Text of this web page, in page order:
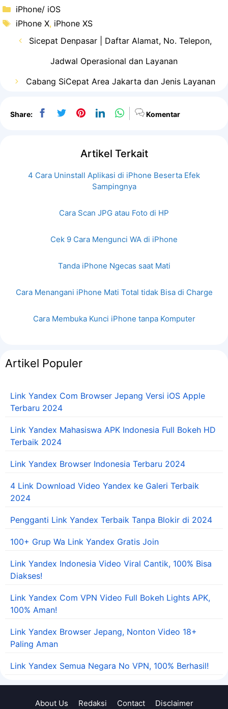
Kategori
iPhone/ iOS
Tag
iPhone X, iPhone XS
Sicepat Denpasar | Daftar Alamat, No. Telepon,
Jadwal Operasional dan Layanan
Cabang SiCepat Area Jakarta dan Jenis Layanan
Share: Komentar
Artikel Terkait
4 Cara Uninstall Aplikasi di iPhone Beserta Efek
Sampingnya
Cara Scan JPG atau Foto di HP
Cek 9 Cara Mengunci WA di iPhone
Tanda iPhone Ngecas saat Mati
Cara Menangani iPhone Mati Total tidak Bisa di Charge
Cara Membuka Kunci iPhone tanpa Komputer
Artikel Populer
Link Yandex Com Browser Jepang Versi iOS Apple
Terbaru 2024
Link Yandex Mahasiswa APK Indonesia Full Bokeh HD
Terbaik 2024
Link Yandex Browser Indonesia Terbaru 2024
4 Link Download Video Yandex ke Galeri Terbaik
2024
Pengganti Link Yandex Terbaik Tanpa Blokir di 2024
100+ Grup Wa Link Yandex Gratis Join
Link Yandex Indonesia Video Viral Cantik, 100% Bisa
Diakses!
Link Yandex Com VPN Video Full Bokeh Lights APK,
100% Aman!
Link Yandex Browser Jepang, Nonton Video 18+
Paling Aman
Link Yandex Semua Negara No VPN, 100% Berhasil!
About Us Redaksi Contact Disclaimer